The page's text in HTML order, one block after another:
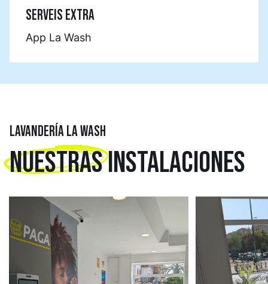
SERVEIS EXTRA
App La Wash
LAVANDERÍA LA WASH
NUESTRASINSTALACIONES